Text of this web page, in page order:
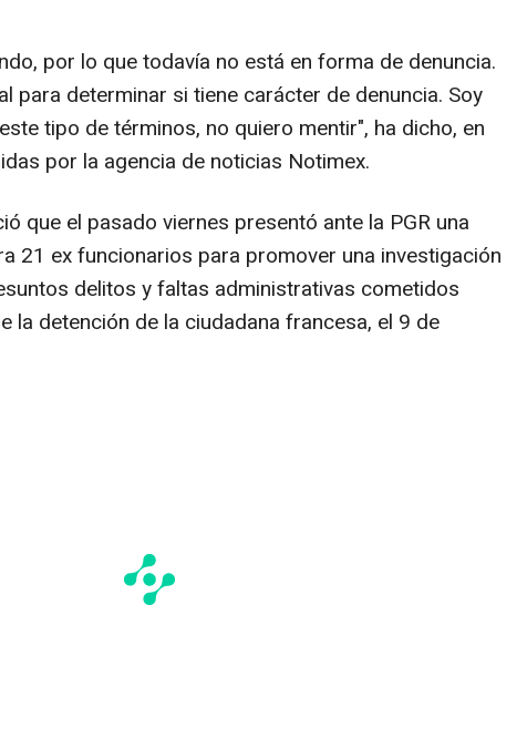
por lo que todavía no está en forma de denuncia.
para determinar si tiene carácter de denuncia. Soy
tipo de términos, no quiero mentir", ha dicho, en
por la agencia de noticias Notimex.
que el pasado viernes presentó ante la PGR una
21 ex funcionarios para promover una investigación
delitos y faltas administrativas cometidos
la detención de la ciudadana francesa, el 9 de